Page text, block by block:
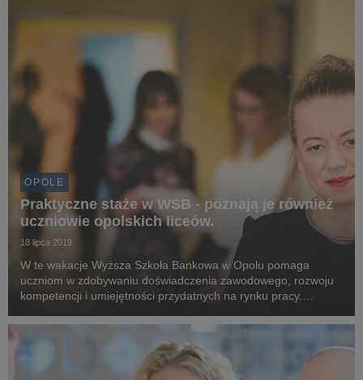
OPOLE
Praktyczne staże w WSB - poznają je również
uczniowie opolskich liceów.
18 lipca 2019
W te wakacje Wyższa Szkoła Bankowa w Opolu pomaga
uczniom w zdobywaniu doświadczenia zawodowego, rozwoju
kompetencji i umiejętności przydatnych na rynku pracy.
„Licealista na rynku pracy – zdobywanie kwalifikacji i kompe...